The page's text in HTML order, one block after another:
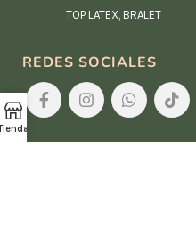
TOP LATEX, BRALET
REDES SOCIALES